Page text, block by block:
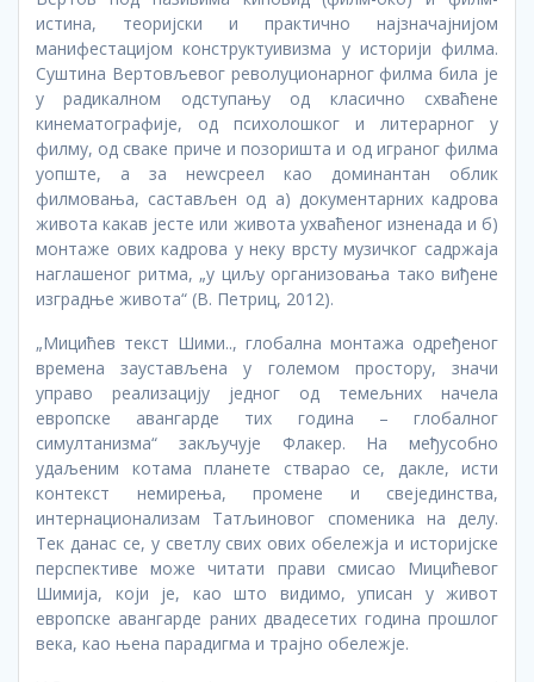
истина, теоријски и практично најзначајнијом
манифестацијом конструктуивизма у историји филма.
Суштина Вертовљевог револуционарног филма била је
у радикалном одступању од класично схваћене
кинематографије, од психолошког и литерарног у
филму, од сваке приче и позоришта и од играног филма
уопште, а за неwсреел као доминантан облик
филмовања, састављен од а) документарних кадрова
живота какав јесте или живота ухваћеног изненада и б)
монтаже ових кадрова у неку врсту музичког садржаја
наглашеног ритма, „у циљу организовања тако виђене
изградње живота“ (В. Петриц, 2012).
„Мицићев текст Шими.., глобална монтажа одређеног
времена заустављена у големом простору, значи
управо реализацију једног од темељних начела
европске авангарде тих година – глобалног
симултанизма“ закључује Флакер. На међусобно
удаљеним котама планете стварао се, дакле, исти
контекст немирења, промене и свејединства,
интернационализам Татљиновог споменика на делу.
Тек данас се, у светлу свих ових обележја и историјске
перспективе може читати прави смисао Мицићевог
Шимија, који је, као што видимо, уписан у живот
европске авангарде раних двадесетих година прошлог
века, као њена парадигма и трајно обележје.